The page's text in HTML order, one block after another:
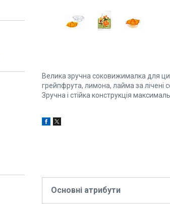
Велика зручна соковижималка для
грейпфрута, лимона, лайма за лічені
Зручна і стійка конструкція
Основні атрибути